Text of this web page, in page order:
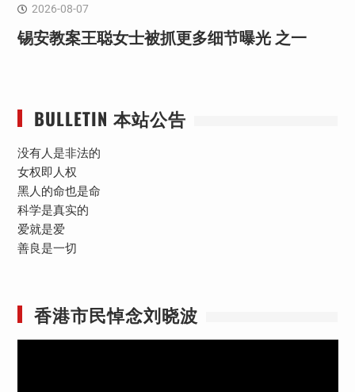
2026-08-07
锡安教案王聪女士被抓更多细节曝光 之一
BULLETIN 本站公告
没有人是非法的
女权即人权
黑人的命也是命
科学是真实的
爱就是爱
善良是一切
香港市民悼念刘晓波